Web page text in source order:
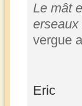
Le mât
erseaux
vergue
Eric